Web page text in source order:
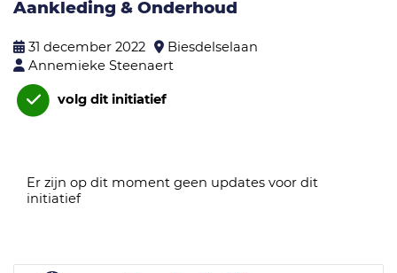
Aankleding & Onderhoud
31 december 2022
Biesdelselaan
Annemieke Steenaert
volg dit initiatief
Er zijn op dit moment geen updates voor dit
initiatief